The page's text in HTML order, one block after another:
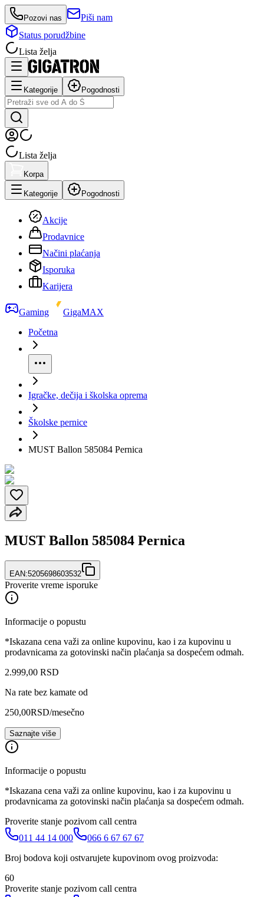
Pozovi nas
Piši nam
Status porudžbine
Lista želja
Kategorije Pogodnosti
Lista želja
Korpa
Kategorije Pogodnosti
Akcije
Prodavnice
Načini plaćanja
Isporuka
Karijera
Gaming
GigaMAX
Početna
Igračke, dečija i školska oprema
Školske pernice
MUST Ballon 585084 Pernica
MUST Ballon 585084 Pernica
EAN:5205698603532
Proverite vreme isporuke
Informacije o popustu
*Iskazana cena važi za online kupovinu, kao i za kupovinu u
prodavnicama za gotovinski način plaćanja sa dospećem odmah.
2.999,00 RSD
Na rate bez kamate od
250,00RSD/mesečno
Saznajte više
Informacije o popustu
*Iskazana cena važi za online kupovinu, kao i za kupovinu u
prodavnicama za gotovinski način plaćanja sa dospećem odmah.
Proverite stanje pozivom call centra
011 44 14 000
066 6 67 67 67
Broj bodova koji ostvarujete kupovinom ovog proizvoda:
60
Proverite stanje pozivom call centra